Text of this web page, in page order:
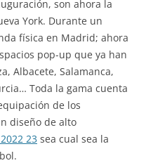
son ahora la
York. Durante un
física en Madrid; ahora
pop-up que ya han
Albacete, Salamanca,
Toda la gama cuenta
de los
diseño de alto
23 sea cual sea la